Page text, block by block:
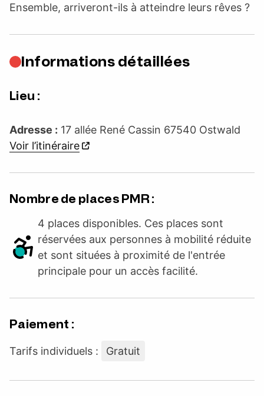
Ensemble, arriveront-ils à atteindre leurs rêves ?
Informations détaillées
Lieu :
Adresse : 17 allée René Cassin 67540 Ostwald
Voir l’itinéraire
Nombre de places PMR :
4 places disponibles. Ces places sont
réservées aux personnes à mobilité réduite
et sont situées à proximité de l'entrée
principale pour un accès facilité.
Paiement :
Tarifs individuels : Gratuit